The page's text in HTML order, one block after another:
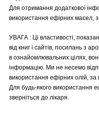
Для отримання додаткової
використання ефірних масел,
УВАГА : Ці властивості,
від книг і сайтів, посилань з
в ознайомлювальних цілях,
інформацію. Ми не несемо
використання ефірних олій, за
Для будь-якого використання
зверніться до лікаря.